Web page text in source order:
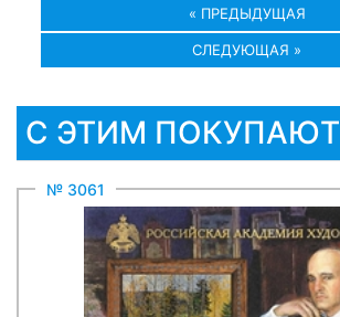
« ПРЕДЫДУЩАЯ
СЛЕДУЮЩАЯ »
С ЭТИМ ПОКУПАЮТ
№ 3061